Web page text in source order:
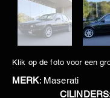
Klik op de foto voor een
MERK:
CILINDERS